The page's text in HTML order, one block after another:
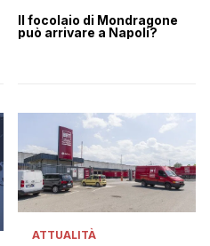
Il focolaio di Mondragone
può arrivare a Napoli?
ATTUALITÀ